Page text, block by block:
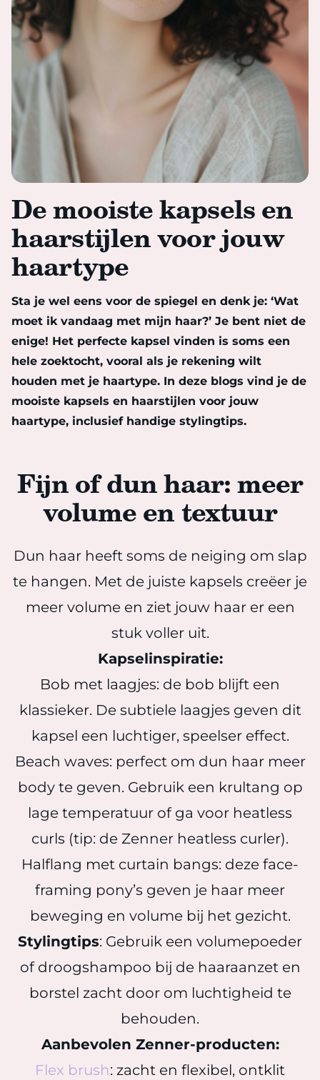
De mooiste kapsels en
haarstijlen voor jouw
haartype
Sta je wel eens voor de spiegel en denk je: ‘Wat
moet ik vandaag met mijn haar?’ Je bent niet de
enige! Het perfecte kapsel vinden is soms een
hele zoektocht, vooral als je rekening wilt
houden met je haartype. In deze blogs vind je de
mooiste kapsels en haarstijlen voor jouw
haartype, inclusief handige stylingtips.
Fijn of dun haar: meer
volume en textuur
Dun haar heeft soms de neiging om slap
te hangen. Met de juiste kapsels creëer je
meer volume en ziet jouw haar er een
stuk voller uit.
Kapselinspiratie:
Bob met laagjes: de bob blijft een
klassieker. De subtiele laagjes geven dit
kapsel een luchtiger, speelser effect.
Beach waves: perfect om dun haar meer
body te geven. Gebruik een krultang op
lage temperatuur of ga voor heatless
curls (tip: de Zenner heatless curler).
Halflang met curtain bangs: deze face-
framing pony’s geven je haar meer
beweging en volume bij het gezicht.
Stylingtips: Gebruik een volumepoeder
of droogshampoo bij de haaraanzet en
borstel zacht door om luchtigheid te
behouden.
Aanbevolen Zenner-producten:
Flex brush: zacht en flexibel, ontklit